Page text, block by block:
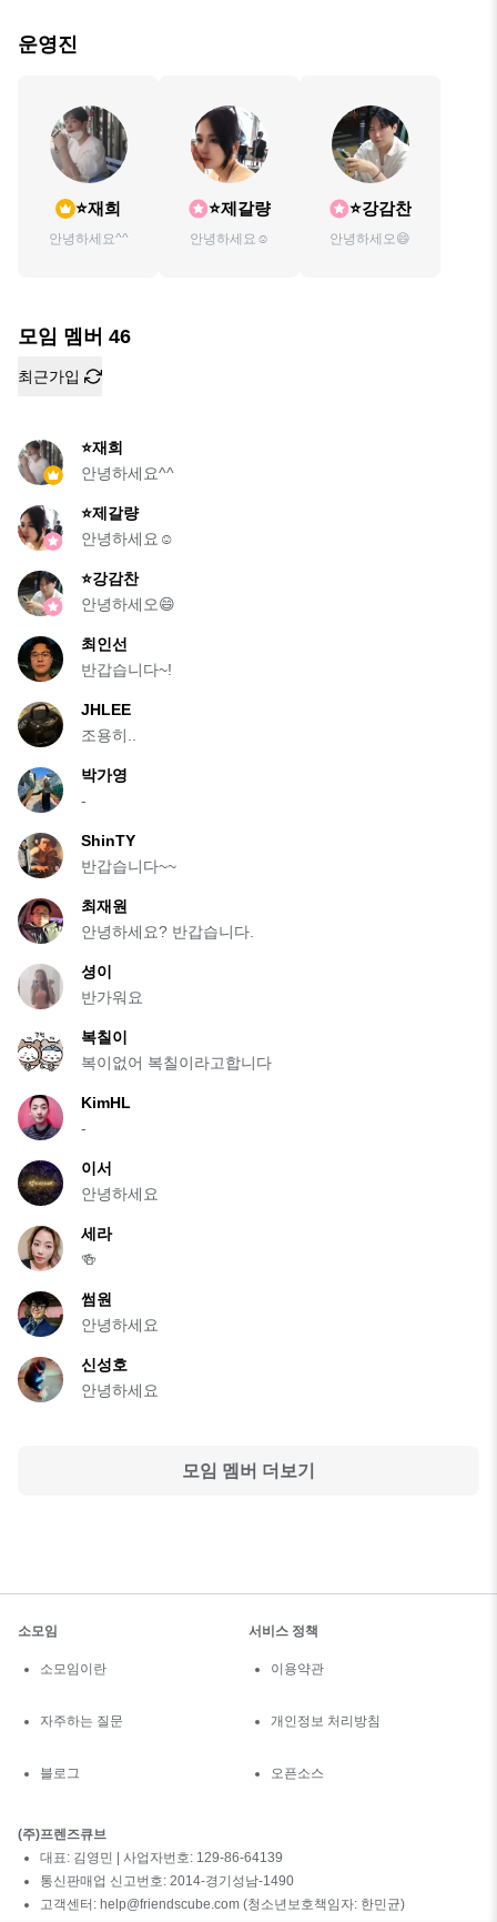
운영진
⭐재희
안녕하세요^^
⭐️제갈량
안녕하세요☺️
⭐강감찬
안녕하세오😄
모임 멤버 46
최근가입
⭐재희
안녕하세요^^
⭐️제갈량
안녕하세요☺️
⭐강감찬
안녕하세오😄
최인선
반갑습니다~!
JHLEE
조용히..
박가영
-
ShinTY
반갑습니다~~
최재원
안녕하세요? 반갑습니다.
셩이
반가워요
복칠이
복이없어 복칠이라고합니다
KimHL
-
이서
안녕하세요
세라
🍻
썸원
안녕하세요
신성호
안녕하세요
모임 멤버 더보기
소모임
소모임이란
자주하는 질문
블로그
서비스 정책
이용약관
개인정보 처리방침
오픈소스
(주)프렌즈큐브
대표: 김영민 | 사업자번호: 129-86-64139
통신판매업 신고번호: 2014-경기성남-1490
고객센터: help@friendscube.com (청소년보호책임자: 한민균)